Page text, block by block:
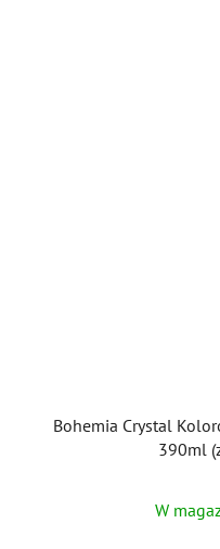
Bohemia Crystal
390ml
W